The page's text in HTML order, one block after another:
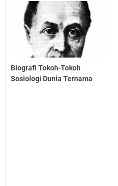
Biografi Tokoh-Tokoh
Sosiologi Dunia Ternama